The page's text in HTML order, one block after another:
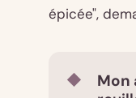
épicée",
Mon